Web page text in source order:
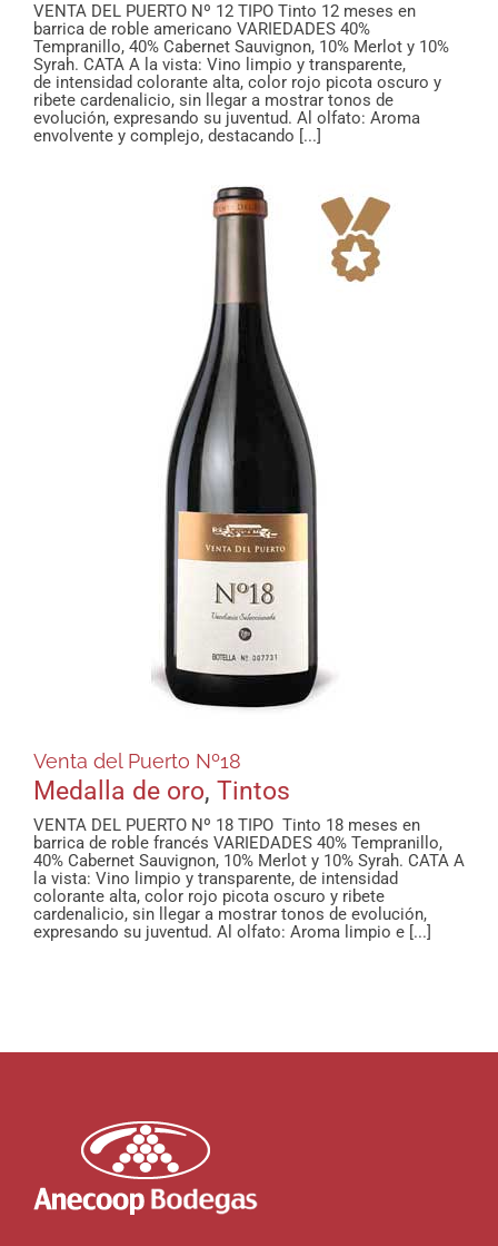
VENTA DEL PUERTO Nº 12 TIPO Tinto 12 meses en
barrica de roble americano VARIEDADES 40%
Tempranillo, 40% Cabernet Sauvignon, 10% Merlot y 10%
Syrah. CATA A la vista: Vino limpio y transparente,
de intensidad colorante alta, color rojo picota oscuro y
ribete cardenalicio, sin llegar a mostrar tonos de
evolución, expresando su juventud. Al olfato: Aroma
envolvente y complejo, destacando [...]
Venta del Puerto Nº18
Medalla de oro, Tintos
VENTA DEL PUERTO Nº 18 TIPO Tinto 18 meses en
barrica de roble francés VARIEDADES 40% Tempranillo,
40% Cabernet Sauvignon, 10% Merlot y 10% Syrah. CATA A
la vista: Vino limpio y transparente, de intensidad
colorante alta, color rojo picota oscuro y ribete
cardenalicio, sin llegar a mostrar tonos de evolución,
expresando su juventud. Al olfato: Aroma limpio e [...]